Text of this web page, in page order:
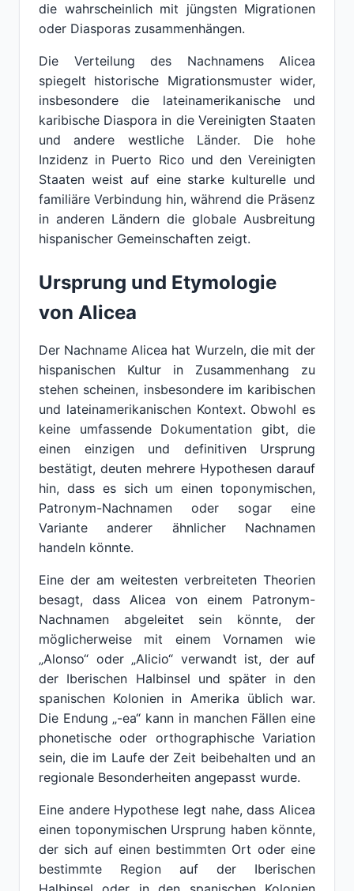
die wahrscheinlich mit jüngsten Migrationen
oder Diasporas zusammenhängen.
Die Verteilung des Nachnamens Alicea
spiegelt historische Migrationsmuster wider,
insbesondere die lateinamerikanische und
karibische Diaspora in die Vereinigten Staaten
und andere westliche Länder. Die hohe
Inzidenz in Puerto Rico und den Vereinigten
Staaten weist auf eine starke kulturelle und
familiäre Verbindung hin, während die Präsenz
in anderen Ländern die globale Ausbreitung
hispanischer Gemeinschaften zeigt.
Ursprung und Etymologie
von Alicea
Der Nachname Alicea hat Wurzeln, die mit der
hispanischen Kultur in Zusammenhang zu
stehen scheinen, insbesondere im karibischen
und lateinamerikanischen Kontext. Obwohl es
keine umfassende Dokumentation gibt, die
einen einzigen und definitiven Ursprung
bestätigt, deuten mehrere Hypothesen darauf
hin, dass es sich um einen toponymischen,
Patronym-Nachnamen oder sogar eine
Variante anderer ähnlicher Nachnamen
handeln könnte.
Eine der am weitesten verbreiteten Theorien
besagt, dass Alicea von einem Patronym-
Nachnamen abgeleitet sein könnte, der
möglicherweise mit einem Vornamen wie
„Alonso“ oder „Alicio“ verwandt ist, der auf
der Iberischen Halbinsel und später in den
spanischen Kolonien in Amerika üblich war.
Die Endung „-ea“ kann in manchen Fällen eine
phonetische oder orthographische Variation
sein, die im Laufe der Zeit beibehalten und an
regionale Besonderheiten angepasst wurde.
Eine andere Hypothese legt nahe, dass Alicea
einen toponymischen Ursprung haben könnte,
der sich auf einen bestimmten Ort oder eine
bestimmte Region auf der Iberischen